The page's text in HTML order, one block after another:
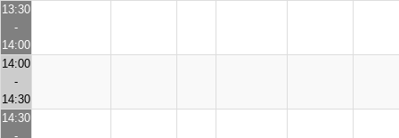
13:30
-
14:00
14:00
-
14:30
14:30